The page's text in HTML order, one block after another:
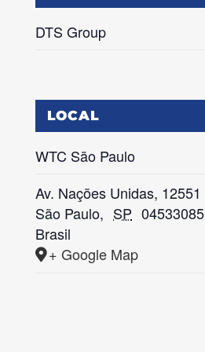
DTS Group
LOCAL
WTC São Paulo
Av. Nações Unidas, 12551
São Paulo, SP 04533085
Brasil
+ Google Map